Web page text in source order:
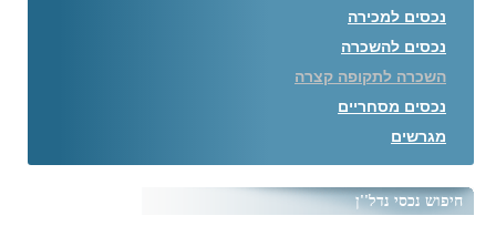
נכסים למכירה
נכסים להשכרה
השכרה לתקופה קצרה
נכסים מסחריים
מגרשים
חיפוש נכסי נדל''ן